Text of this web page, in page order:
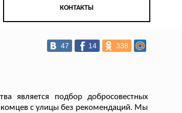
КОНТАКТЫ
47 14 338
является подбор добросовестных
с улицы без рекомендаций. Мы